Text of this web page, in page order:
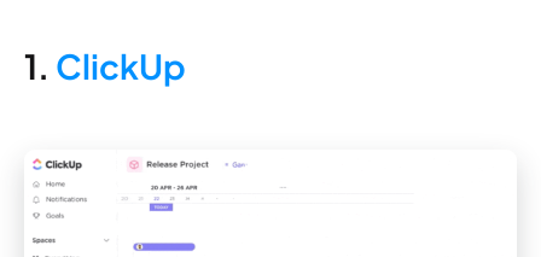
1. ClickUp